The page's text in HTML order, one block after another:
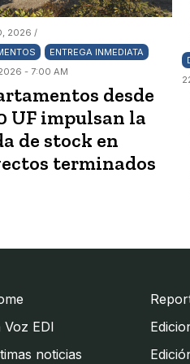
2026 /
ENTREGA INMEDIATA
- 7:00 AM
desde
UF impulsan la
de stock en
terminados
Voz EDI
noticias